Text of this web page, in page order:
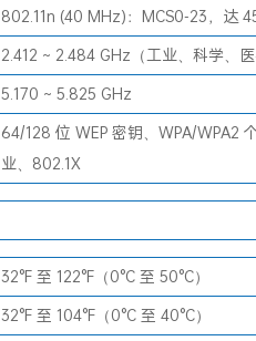
802.11n (40 MHz)：MCS0-23，达
2.412 ~ 2.484 GHz（工业、科学、
5.170 ~ 5.825 GHz
64/128 位 WEP 密钥、WPA/WPA2
业、802.1X
32°F 至 122°F（0°C 至 50°C）
32°F 至 104°F（0°C 至 40°C）